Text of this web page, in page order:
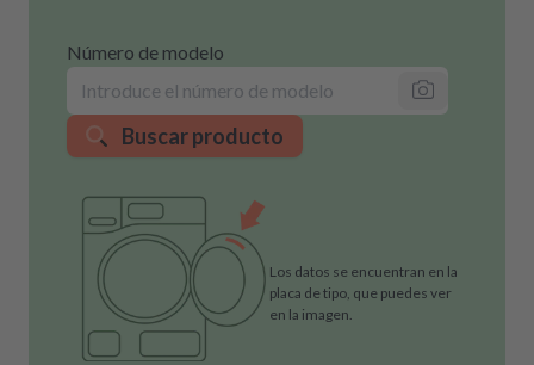
Número de modelo
Buscar producto
Los datos se encuentran en la
placa de tipo, que puedes ver
en la imagen.